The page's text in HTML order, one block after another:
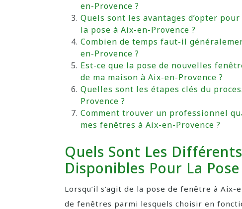
en-Provence ?
Quels sont les avantages d’opter
la pose à Aix-en-Provence ?
Combien de temps faut-il
en-Provence ?
Est-ce que la pose de nouvelles
de ma maison à Aix-en-Provence ?
Quelles sont les étapes clés du
Provence ?
Comment trouver un professionnel
mes fenêtres à Aix-en-Provence ?
Quels Sont Les
Disponibles Pour La
Lorsqu’il s’agit de la pose de fenêtre à
de fenêtres parmi lesquels choisir en